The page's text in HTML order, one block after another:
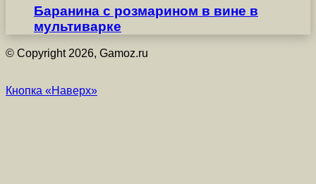
Баранина с розмарином в вине в
мультиварке
© Copyright 2026, Gamoz.ru
Кнопка «Наверх»